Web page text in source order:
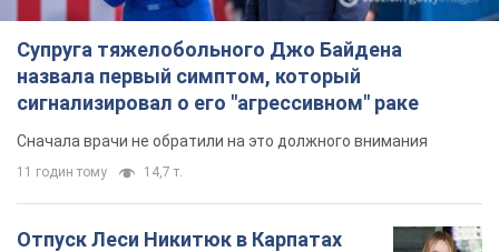
Супруга тяжелобольного Джо Байдена
назвала первый симптом, который
сигнализировал о его "агрессивном" раке
Сначала врачи не обратили на это должного внимания
11 годин тому 14,7 т.
Отпуск Леси Никитюк в Карпатах